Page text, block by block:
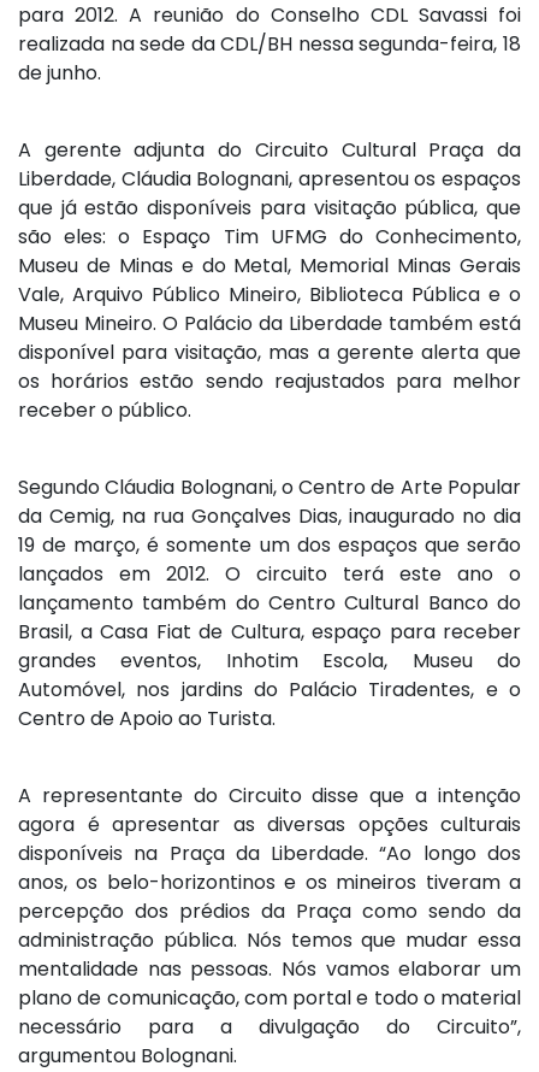
para 2012. A reunião do Conselho CDL Savassi foi
realizada na sede da CDL/BH nessa segunda-feira, 18
de junho.
A gerente adjunta do Circuito Cultural Praça da
Liberdade, Cláudia Bolognani, apresentou os espaços
que já estão disponíveis para visitação pública, que
são eles: o Espaço Tim UFMG do Conhecimento,
Museu de Minas e do Metal, Memorial Minas Gerais
Vale, Arquivo Público Mineiro, Biblioteca Pública e o
Museu Mineiro. O Palácio da Liberdade também está
disponível para visitação, mas a gerente alerta que
os horários estão sendo reajustados para melhor
receber o público.
Segundo Cláudia Bolognani, o Centro de Arte Popular
da Cemig, na rua Gonçalves Dias, inaugurado no dia
19 de março, é somente um dos espaços que serão
lançados em 2012. O circuito terá este ano o
lançamento também do Centro Cultural Banco do
Brasil, a Casa Fiat de Cultura, espaço para receber
grandes eventos, Inhotim Escola, Museu do
Automóvel, nos jardins do Palácio Tiradentes, e o
Centro de Apoio ao Turista.
A representante do Circuito disse que a intenção
agora é apresentar as diversas opções culturais
disponíveis na Praça da Liberdade. “Ao longo dos
anos, os belo-horizontinos e os mineiros tiveram a
percepção dos prédios da Praça como sendo da
administração pública. Nós temos que mudar essa
mentalidade nas pessoas. Nós vamos elaborar um
plano de comunicação, com portal e todo o material
necessário para a divulgação do Circuito”,
argumentou Bolognani.